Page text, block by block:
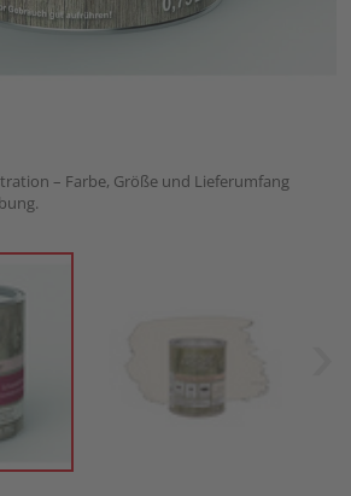
– Farbe, Größe und Lieferumfang